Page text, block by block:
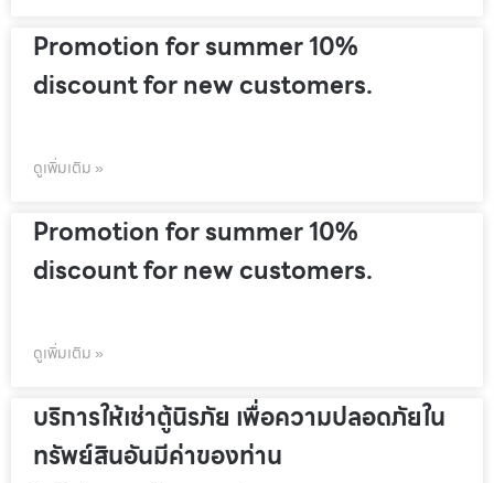
Promotion for summer 10%
discount for new customers.
ดูเพิ่มเติม »
Promotion for summer 10%
discount for new customers.
ดูเพิ่มเติม »
บริการให้เช่าตู้นิรภัย เพื่อความปลอดภัยใน
ทรัพย์สินอันมีค่าของท่าน